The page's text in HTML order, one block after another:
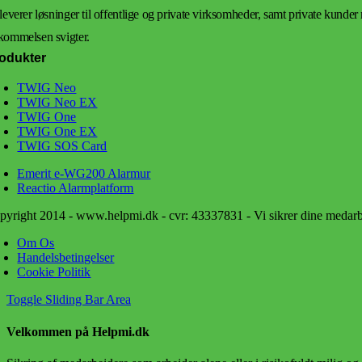
løsninger til offentlige og private virksomheder, samt private
svigter.
TWIG Neo
TWIG Neo EX
TWIG One
TWIG One EX
TWIG SOS Card
Emerit e-WG200 Alarmur
Reactio Alarmplatform
2014 - www.helpmi.dk - cvr: 43337831 - Vi sikrer dine
Om Os
Handelsbetingelser
Cookie Politik
Toggle Sliding Bar Area
Velkommen på Helpmi.dk